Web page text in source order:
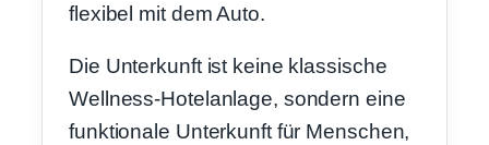
flexibel mit dem Auto.
Die Unterkunft ist keine klassische
Wellness-Hotelanlage, sondern eine
funktionale Unterkunft für Menschen,